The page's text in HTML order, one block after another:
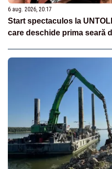
6 aug. 2026, 20:17
Start spectaculos la
care deschide prima seară